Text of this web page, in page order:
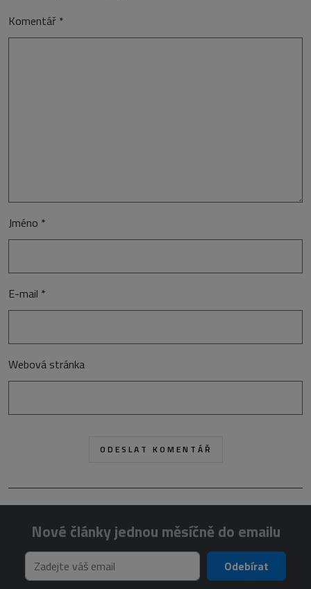
Komentář *
Jméno *
E-mail *
Webová stránka
Nové články jednou měsíčně do emailu
Odebírat